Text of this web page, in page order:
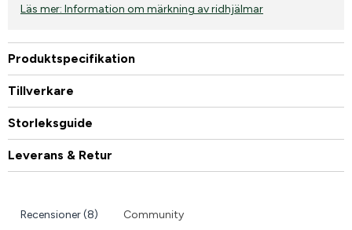
Läs mer: Information om märkning av ridhjälmar
Produktspecifikation
Tillverkare
Storleksguide
Leverans & Retur
Recensioner (8) Community